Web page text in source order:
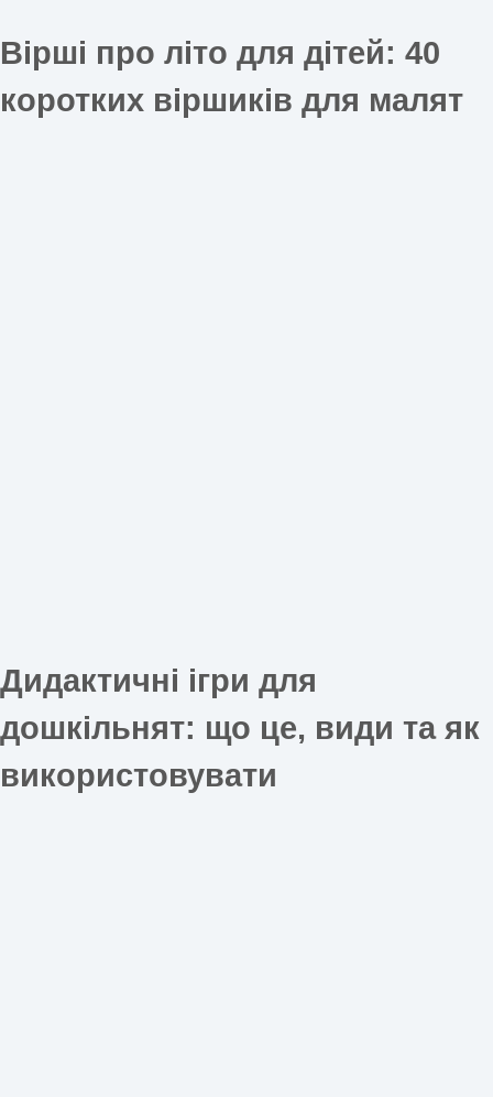
Вірші про літо для дітей: 40
коротких віршиків для малят
Дидактичні ігри для
дошкільнят: що це, види та як
використовувати